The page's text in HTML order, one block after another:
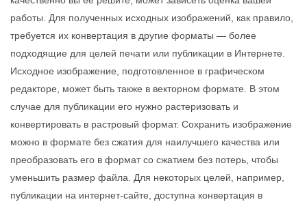
работы. Для полученных исходных изображений, как правило,
требуется их конвертация в другие форматы — более
подходящие для целей печати или публикации в Интернете.
Исходное изображение, подготовленное в графическом
редакторе, может быть также в векторном формате. В этом
случае для публикации его нужно растеризовать и
конвертировать в растровый формат. Сохранить изображение
можно в формате без сжатия для наилучшего качества или
преобразовать его в формат со сжатием без потерь, чтобы
уменьшить размер файла. Для некоторых целей, например,
публикации на интернет-сайте, доступна конвертация в